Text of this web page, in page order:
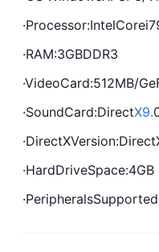
·Processor:IntelCorei7
·RAM:3GBDDR3
·VideoCard:512MB/
·SoundCard:DirectX9.
·HardDriveSpace:4GB